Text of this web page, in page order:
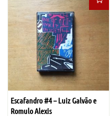
e
ç
o
o
r
i
g
i
e
ç
o
a
t
u
a
l
Escafandro #4 – Luiz Galvão e
Romulo Alexis